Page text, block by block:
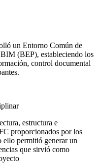
un Entorno Común de
(BEP), estableciendo los
control documental
estructura e
proporcionados por los
ello permitió generar un
que sirvió como